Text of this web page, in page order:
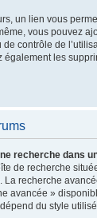
un lien vous
vous pouvez
contrôle de
également les
recherche dans
de recherche
La recherche
avancée »
du style